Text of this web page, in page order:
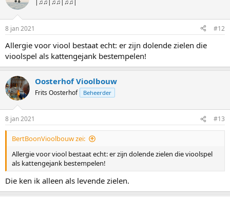
|♫♫|♫♫|♫♫|
8 jan 2021 #12
Allergie voor viool bestaat echt: er zijn dolende zielen die
vioolspel als kattengejank bestempelen!
Oosterhof Vioolbouw
Frits Oosterhof Beheerder
8 jan 2021 #13
BertBoonVioolbouw zei:
Allergie voor viool bestaat echt: er zijn dolende zielen die vioolspel
als kattengejank bestempelen!
Die ken ik alleen als levende zielen.